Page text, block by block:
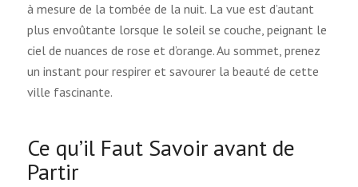
à mesure de la tombée de la nuit. La vue est d’autant
plus envoûtante lorsque le soleil se couche, peignant le
ciel de nuances de rose et d’orange. Au sommet, prenez
un instant pour respirer et savourer la beauté de cette
ville fascinante.
Ce qu’il Faut Savoir avant de
Partir